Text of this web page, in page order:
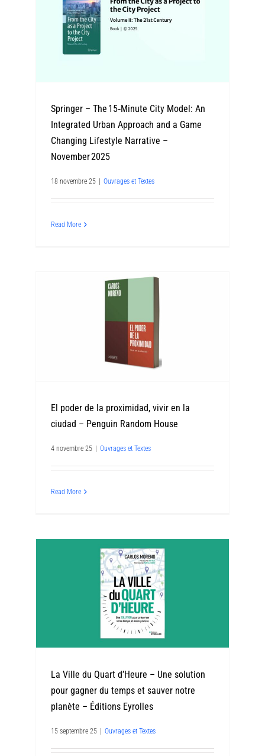
Springer – The 15‑Minute City Model: An
Integrated Urban Approach and a Game
Changing Lifestyle Narrative –
November 2025
18 novembre 25 Ouvrages et Textes
Read More
El poder de la proximidad, vivir en la
ciudad – Penguin Random House
4 novembre 25 | Ouvrages et Textes
Read More
La Ville du Quart d’Heure – Une solution
pour gagner du temps et sauver notre
planète – Éditions Eyrolles
15 septembre 25 Ouvrages et Textes